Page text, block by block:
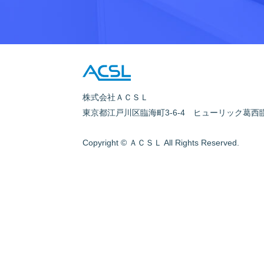
株式会社ＡＣＳＬ
東京都江戸川区臨海町3-6-4
ヒューリック葛西
Copyright © ＡＣＳＬ All Rights Reserved.